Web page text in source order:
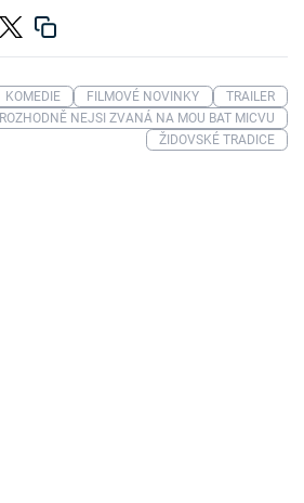
KOMEDIE FILMOVÉ NOVINKY
TRAILER
ROZHODNĚ NEJSI ZVANÁ NA MOU BAT MICVU
ŽIDOVSKÉ TRADICE